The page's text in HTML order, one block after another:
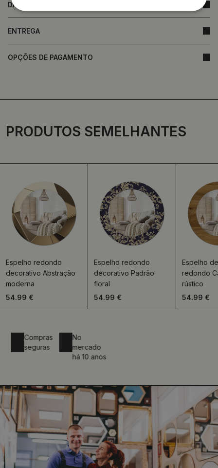
DIMENSÕES DO PRODUTO
ENTREGA
OPÇÕES DE PAGAMENTO
PRODUTOS SEMELHANTES
Espelho redondo
decorativo Abstração
moderna
54.99 €
Espelho redondo
decorativo Padrão
floral
54.99 €
Espelho
redondo
rústico
54.99 €
Compras
seguras
No
mercado
há 10 anos